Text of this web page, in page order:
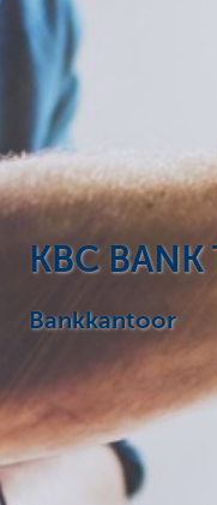
Particulieren
KBC BANK
Bankkantoor